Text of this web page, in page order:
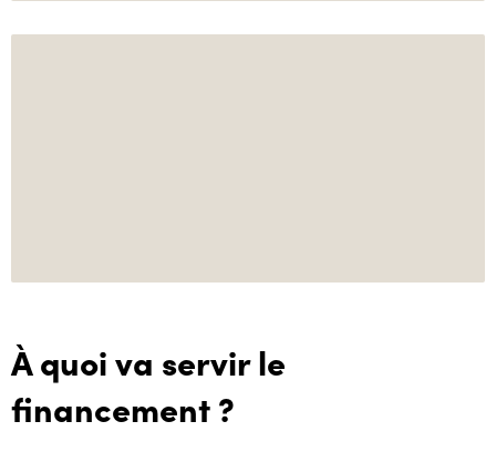
À quoi va servir le
financement ?